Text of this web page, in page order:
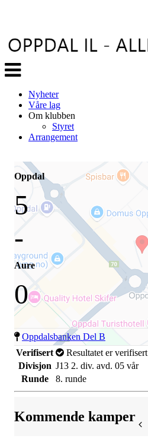
Veksle
navigasjon
Nyheter
Våre lag
Om klubben
Styret
Arrangement
Oppdal
5
-
Aure
0
Oppdalsbanken Del B
Verifisert
Resultatet er verifisert
Divisjon J13 2. div. avd. 05 vår
Runde
8. runde
Kommende kamper